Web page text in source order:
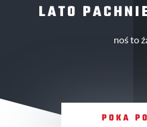
LATO
noś to
POKA